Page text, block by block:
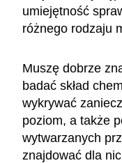
umiejętność
różnego rodzaju
Muszę dobrze
badać skład
wykrywać
poziom, a także
wytwarzanych
znajdować dla